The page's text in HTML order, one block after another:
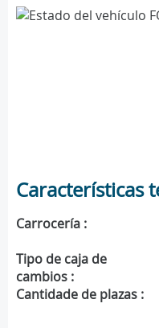
Características
Carrocería :
Tipo de caja de
cambios :
Cantidade de plazas :